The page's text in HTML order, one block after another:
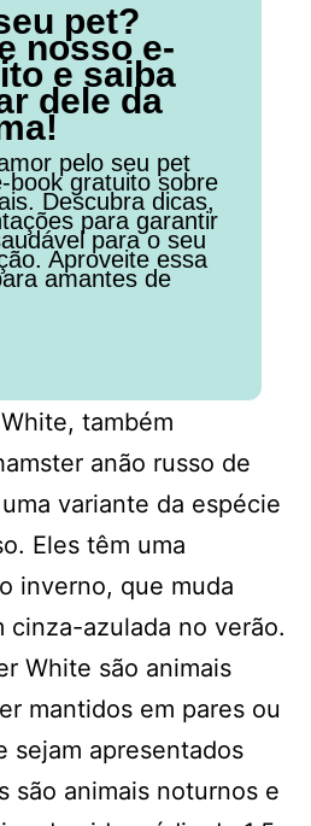
pet?
nosso e-
e saiba
dele da
pelo seu pet
book gratuito sobre
Descubra dicas,
para garantir
para o seu
Aproveite essa
amantes de
também
anão russo de
variante da espécie
Eles têm uma
inverno, que muda
cinza-azulada no verão.
White são animais
mantidos em pares ou
sejam apresentados
são animais noturnos e